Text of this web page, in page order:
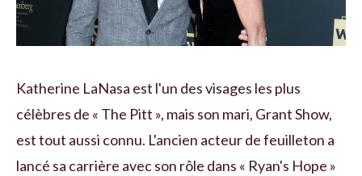
Katherine LaNasa est l'un des visages les plus
célèbres de « The Pitt », mais son mari, Grant Show,
est tout aussi connu. L'ancien acteur de feuilleton a
lancé sa carrière avec son rôle dans « Ryan's Hope »